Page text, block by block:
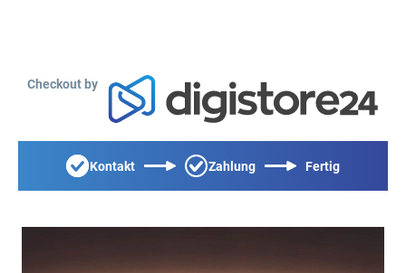
Checkout by
Kontakt Zahlung Fertig